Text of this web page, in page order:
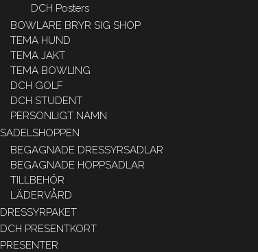
DCH Posters
BOWLARE BRYR SIG SHOP
TEMA HUND
TEMA JAKT
TEMA BOWLING
DCH GOLF
DCH STUDENT
PERSONLIGT NAMN
SADELSHOPPEN
BEGAGNADE DRESSYRSADLAR
BEGAGNADE HOPPSADLAR
TILLBEHÖR
LÄDERVÅRD
DRESSYRPAKET
DCH PRESENTKORT
PRESENTER